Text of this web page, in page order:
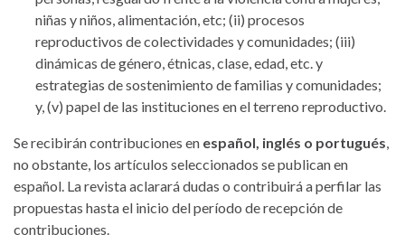
niñas y niños, alimentación, etc; (ii) procesos
reproductivos de colectividades y comunidades; (iii)
dinámicas de género, étnicas, clase, edad, etc. y
estrategias de sostenimiento de familias y comunidades;
y, (v) papel de las instituciones en el terreno reproductivo.
Se recibirán contribuciones en español, inglés o portugués,
no obstante, los artículos seleccionados se publican en
español. La revista aclarará dudas o contribuirá a perfilar las
propuestas hasta el inicio del período de recepción de
contribuciones.